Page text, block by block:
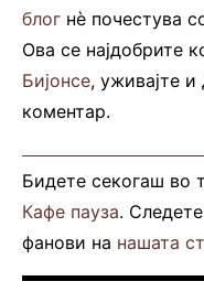
блог нè почестува
Ова се најдобрите
Бијонсе, уживајте и
коментар.
Бидете секогаш во
Кафе пауза.
фанови на нашата